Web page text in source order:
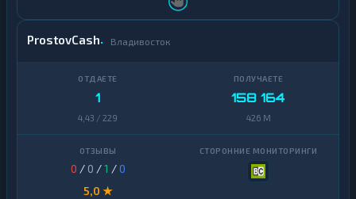
ProstovCash Владивосток
1
4,43 / 229
158 164
426 M
0 / 0 /1 /0
5,0 ★